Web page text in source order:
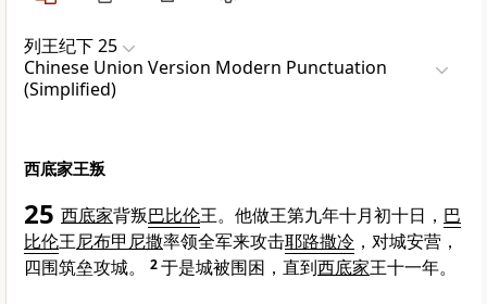
列王纪下 25
Chinese Union Version Modern Punctuation
(Simplified)
西底家王叛
25 西底家背叛巴比伦王。他做王第九年十月初十日， 巴
比伦王尼布甲尼撒率领全军来攻击耶路撒冷 ，对城安营，
四围筑垒攻城。
2于是城被围困，直到西底家王十一年。